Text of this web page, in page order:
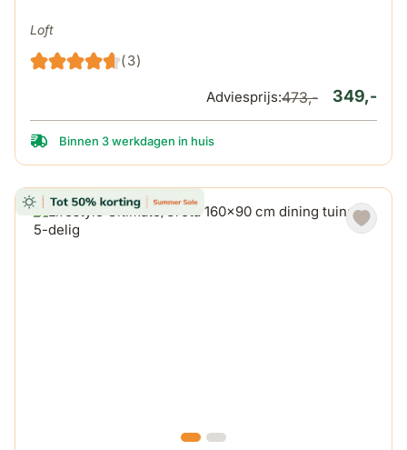
Loft
(3)
349,-
Adviesprijs:473,-
Binnen 3 werkdagen in huis